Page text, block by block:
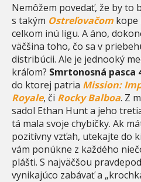
Nemôžem povedať, že by to
s takým Ostreľovačom kope
celkom inú ligu. A áno,
väčšina toho, čo sa v
distribúcii. Ale je jednooký
kráľom? Smrtonosná pasca
do ktorej patria Mission:
Royale, či Rocky Balboa. Z
sadol Ethan Hunt a jeho
tá mala svoje chybičky. Ak
pozitívny vzťah, utekajte do
vám ponúkne z každého
plášti. S najväčšou
vynikajúco zabávať a